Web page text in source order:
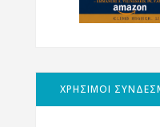
ΧΡΗΣΙΜΟΙ